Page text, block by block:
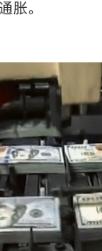
胀。